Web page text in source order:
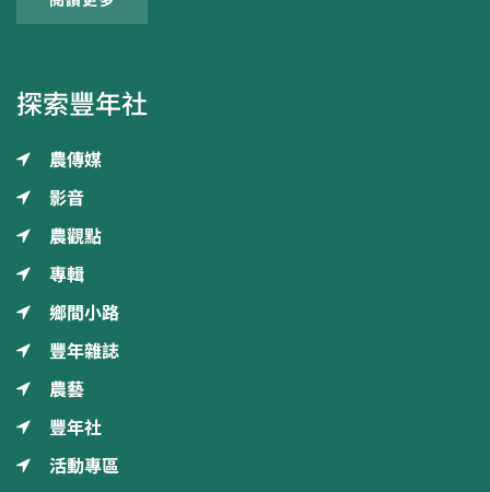
探索豐年社
農傳媒
影音
農觀點
專輯
鄉間小路
豐年雜誌
農藝
豐年社
活動專區